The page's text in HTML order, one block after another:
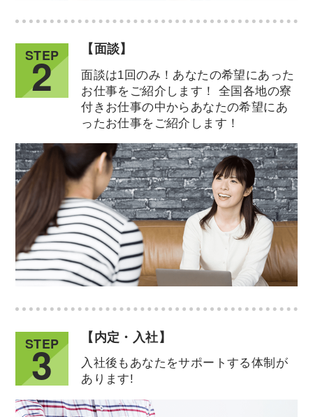
STEP
2 【面談】
面談は1回のみ！あなたの希望にあった
お仕事をご紹介します！ 全国各地の寮
付きお仕事の中からあなたの希望にあ
ったお仕事をご紹介します！
STEP
3 【内定・入社】
入社後もあなたをサポートする体制が
あります!